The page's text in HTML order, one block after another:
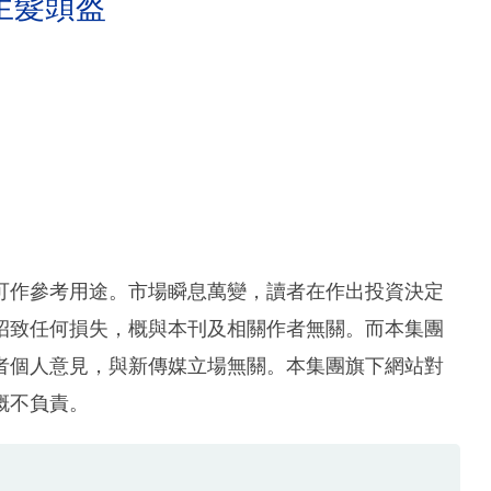
髮頭盔
參考用途。市場瞬息萬變，讀者在作出投資決定
任何損失，概與本刊及相關作者無關。而本集團
人意見，與新傳媒立場無關。本集團旗下網站對
負責。